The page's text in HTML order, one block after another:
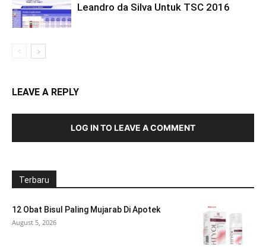
Leandro da Silva Untuk TSC 2016
LEAVE A REPLY
LOG IN TO LEAVE A COMMENT
Terbaru
12 Obat Bisul Paling Mujarab Di Apotek
August 5, 2026